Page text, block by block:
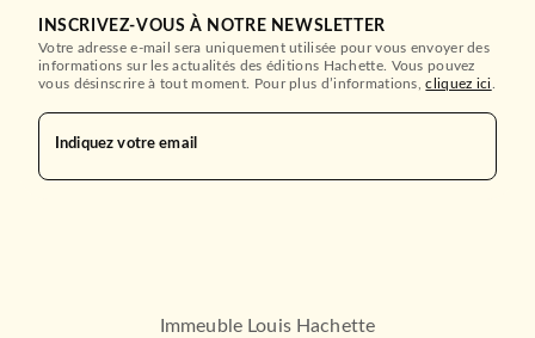
INSCRIVEZ-VOUS À NOTRE NEWSLETTER
Votre adresse e-mail sera uniquement utilisée pour vous envoyer des
informations sur les actualités des éditions Hachette. Vous pouvez
vous désinscrire à tout moment. Pour plus d’informations,cliquez ici
Indiquez votre email
Immeuble Louis Hachette